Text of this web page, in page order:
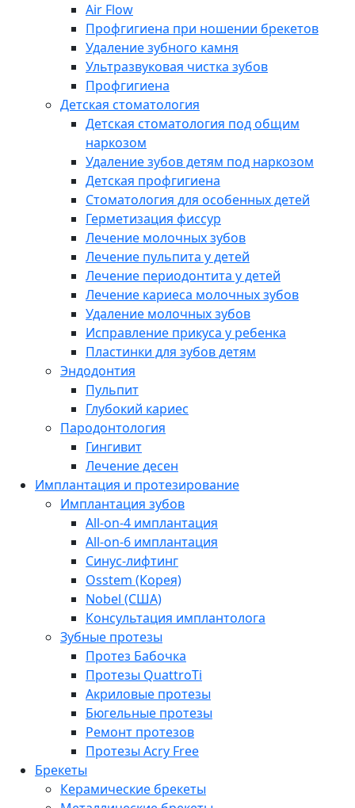
Air Flow
Профгигиена при ношении брекетов
Удаление зубного камня
Ультразвуковая чистка зубов
Профгигиена
Детская стоматология
Детская стоматология под общим
наркозом
Удаление зубов детям под наркозом
Детская профгигиена
Стоматология для особенных детей
Герметизация фиссур
Лечение молочных зубов
Лечение пульпита у детей
Лечение периодонтита у детей
Лечение кариеса молочных зубов
Удаление молочных зубов
Исправление прикуса у ребенка
Пластинки для зубов детям
Эндодонтия
Пульпит
Глубокий кариес
Пародонтология
Гингивит
Лечение десен
Имплантация и протезирование
Имплантация зубов
All-on-4 имплантация
All-on-6 имплантация
Синус-лифтинг
Osstem (Корея)
Nobel (США)
Консультация имплантолога
Зубные протезы
Протез Бабочка
Протезы QuattroTi
Акриловые протезы
Бюгельные протезы
Ремонт протезов
Протезы Acry Free
Брекеты
Керамические брекеты